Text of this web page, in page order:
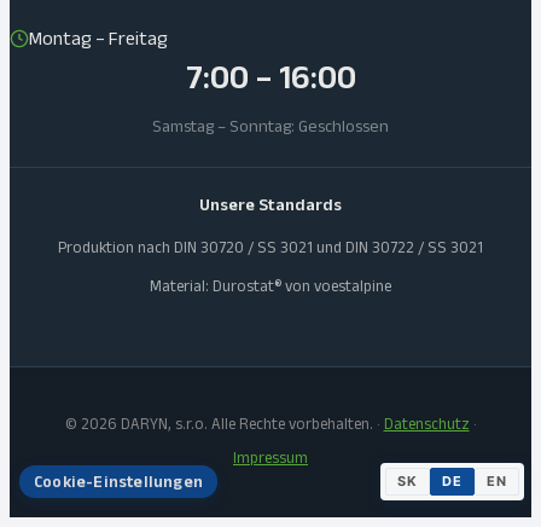
Montag – Freitag
7:00 – 16:00
Samstag – Sonntag: Geschlossen
Unsere Standards
Produktion nach DIN 30720 / SS 3021 und DIN 30722 / SS 3021
Material: Durostat® von voestalpine
© 2026 DARYN, s.r.o. Alle Rechte vorbehalten. · Datenschutz ·
Impressum
SK DE EN
Cookie-Einstellungen